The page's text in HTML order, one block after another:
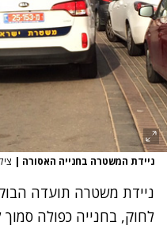
ניידת המשטרה בחנייה האסורה |
ניידת משטרה תועדה
לחוק, בחנייה כפולה סמוך